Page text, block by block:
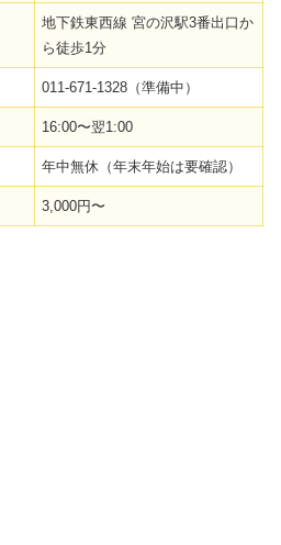
地下鉄東西線 宮の沢駅3番出口か
ら徒歩1分
011-671-1328（準備中）
16:00〜翌1:00
年中無休（年末年始は要確認）
3,000円〜